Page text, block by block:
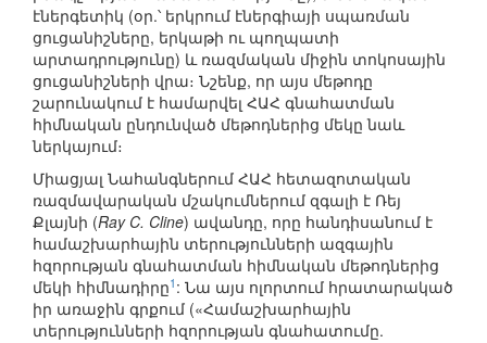
էներգետիկ (օր.՝ երկրում էներգիայի սպառման
ցուցանիշները, երկաթի ու պողպատի
արտադրությունը) և ռազմական միջին տոկոսային
ցուցանիշների վրա։ Նշենք, որ այս մեթոդը
շարունակում է համարվել ՀԱՀ գնահատման
հիմնական ընդունված մեթոդներից մեկը նաև
ներկայում։
Միացյալ Նահանգներում ՀԱՀ հետազոտական
ռազմավարական մշակումներում զգալի է Ռեյ
Քլայնի (Ray C. Cline) ավանդը, որը հանդիսանում է
համաշխարհային տերությունների ազգային
հզորության գնահատման հիմնական մեթոդներից
մեկի հիմնադիրը1 : Նա այս ոլորտում հրատարակած
իր առաջին գրքում («Համաշխարհային
տերությունների հզորության գնահատումը.